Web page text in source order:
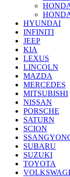
HYUNDAI
INFINITI
JEEP
KIA
LEXUS
LINCOLN
MAZDA
MERCEDES
MITSUBISHI
NISSAN
PORSCHE
SATURN
SCION
SUBARU
SUZUKI
TOYOTA